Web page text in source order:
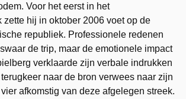
Voor het eerst in het
zette hij in oktober 2006 voet op de
republiek. Professionele redenen
de trip, maar de emotionele impact
verklaarde zijn verbale indrukken
naar de bron verwees naar zijn
afkomstig van deze afgelegen streek.